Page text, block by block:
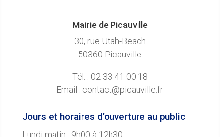
Mairie de Picauville
30, rue Utah-Beach
50360 Picauville
Tél. : 02 33 41 00 18
Email : contact@picauville.fr
Jours et horaires d’ouverture au public
Lundi matin : 9h00 à 12h30